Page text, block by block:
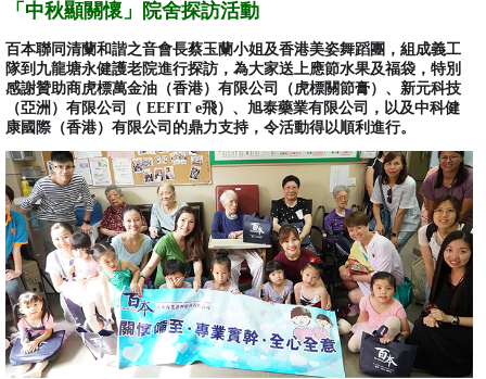
「中秋顯關懷」院舍探訪活動
百本聯同清蘭和諧之音會長蔡玉蘭小姐及香港美姿舞蹈團，組成義工
隊到九龍塘永健護老院進行探訪，為大家送上應節水果及福袋，特別
感謝贊助商虎標萬金油（香港）有限公司（虎標關節膏）、新元科技
（亞洲）有限公司（ EEFIT e飛）、旭泰藥業有限公司，以及中科健
康國際（香港）有限公司的鼎力支持，令活動得以順利進行。